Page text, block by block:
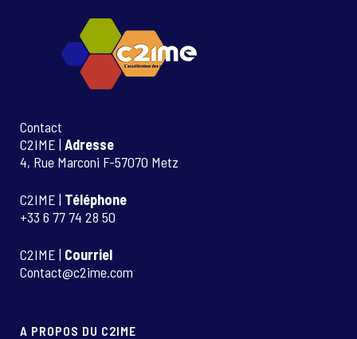
Contact
C2IME | Adresse
4, Rue Marconi F-57070 Metz
C2IME | Téléphone
+33 6 77 74 28 50
C2IME | Courriel
Contact@c2ime.com
A PROPOS DU C2IME